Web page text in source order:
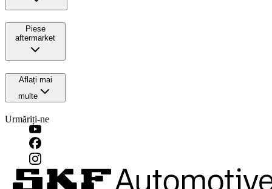
Piese
aftermarket
Aflați mai
multe
Urmăriți-ne